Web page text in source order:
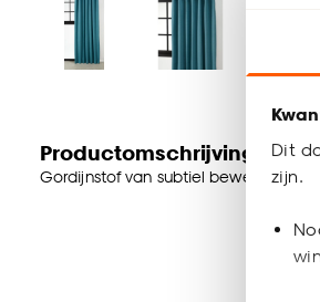
Dit
zijn.
Productomschrijving
Gordijnstof van subtiel bewerkte